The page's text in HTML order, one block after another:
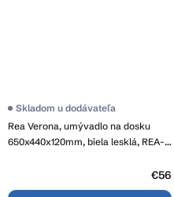
Rea Verona, umývadlo na dosku
650x440x120mm, biela lesklá, REA-
Skladom u dodávateľa
€56